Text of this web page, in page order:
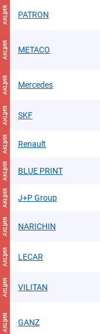
АКЦИЯ PATRON
АКЦИЯ METACO
АКЦИЯ Mercedes
АКЦИЯ SKF
АКЦИЯ Renault
АКЦИЯ BLUE PRINT
АКЦИЯ J+P Group
АКЦИЯ NARICHIN
АКЦИЯ LECAR
АКЦИЯ VILITAN
АКЦИЯ GANZ